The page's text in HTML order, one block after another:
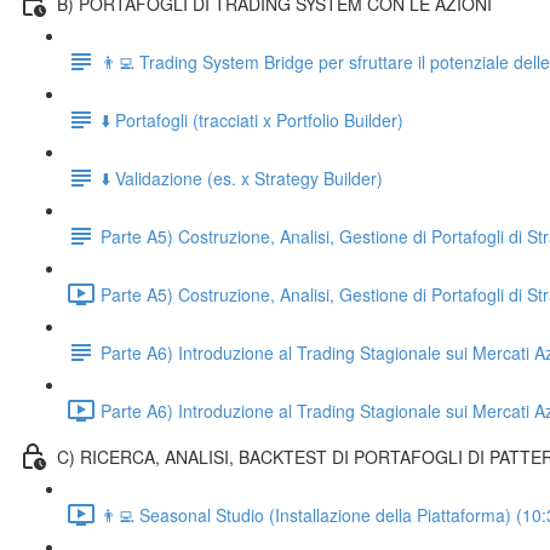
👨‍💻 Trading System Bridge per sfruttare il potenziale
⬇️ Portafogli (tracciati x Portfolio Builder)
⬇️ Validazione (es. x Strategy Builder)
Parte A5) Costruzione, Analisi, Gestione di Portafogli di
Parte A5) Costruzione, Analisi, Gestione di Portafogli di
Parte A6) Introduzione al Trading Stagionale sui Mercati
Parte A6) Introduzione al Trading Stagionale sui Mercati
C) RICERCA, ANALISI, BACKTEST DI PORTAFOGLI DI
👨‍💻 Seasonal Studio (Installazione della Piattaforma)